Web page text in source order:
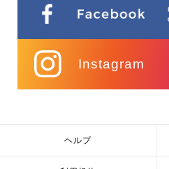
Instagram
ヘルプ